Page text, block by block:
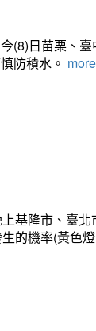
(8)日苗栗、
防積水。
基隆市、臺
的機率(黃色